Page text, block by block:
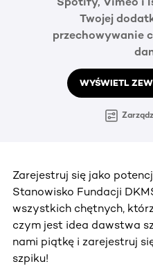
Twojej
przechowywanie
WYŚWIETL
Zarejestruj się jako
Stanowisko Fundacji
wszystkich chętnych,
czym jest idea dawstwa
nami piątkę i zarejestruj
szpiku!